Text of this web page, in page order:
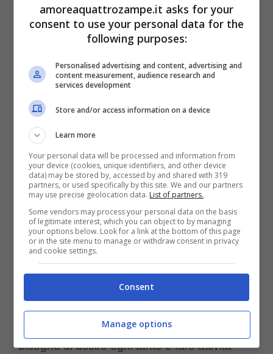
lo porta ad avere atteggiamenti prepotenti e
Si consiglia di adattare un buon
metodo di socializzazione fin dalle prime
settimane di vitaperché da adulto potrebbe
opporre resistenza per la sua indole
indipendente.
canemolto forte tantoche il Romanian
Carpathian Sheperd Dog si lega tantissimo al
proprietario. Una volta sentitosi parte della
famiglia tende a non allontanarsi perché
preferisce stare a contatto con l’essere
potrebbe stare con gli anziani, ma le sue
dimensioni non glielo permettono poiché ha
bisogno di uscire ogni tanto e fare attività
amoreaquattrozampe.it asks for your
consent to use your personal data for the
following purposes:
Personalised advertising and content, advertising and
content measurement, audience research and
services development
Store and/or access information on a device
Learn more
Your personal data will be processed and information from
your device (cookies, unique identifiers, and other device
data) may be stored by, accessed by and shared with 319
partners, or used specifically by this site. We and our partners
may use precise geolocation data. List of partners.
Some vendors may process your personal data on the basis
of legitimate interest, which you can object to by managing
your options below. Look for a link at the bottom of this page
or in the site menu to manage or withdraw consent in privacy
and cookie settings.
Consent
Manage options